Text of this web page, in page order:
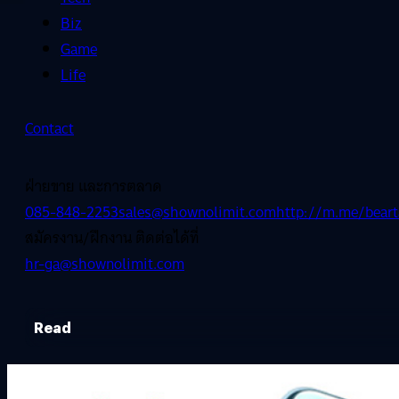
Biz
Game
Life
Contact
ฝ่ายขาย และการตลาด
085-848-2253sales@shownolimit.comhttp://m.me/
สมัครงาน/ฝึกงาน ติดต่อได้ที่
hr-ga@shownolimit.com
Read